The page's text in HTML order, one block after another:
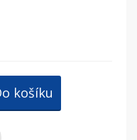
košíku